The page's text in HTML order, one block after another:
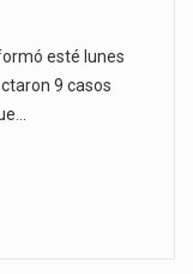
esté lunes
9 casos